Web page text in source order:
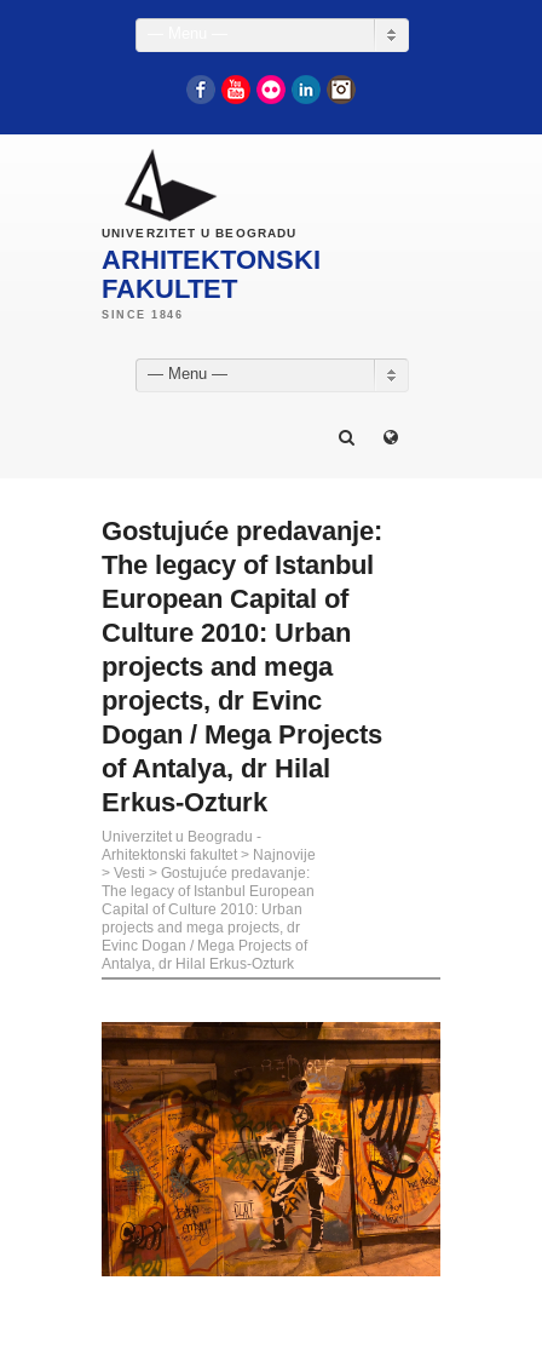
FacebookYouTube
Flickr LinkedIn
UNIVERZITET U BEOGRADU
ARHITEKTONSKI
FAKULTET
— Menu —
Gostujuće predavanje:
The legacy of Istanbul
European Capital of
Culture 2010: Urban
projects and mega
projects, dr Evinc
Dogan / Mega Projects
of Antalya, dr Hilal
Erkus-Ozturk
Univerzitet u Beogradu -
Arhitektonski fakultet > Najnovije
> Vesti > Gostujuće predavanje:
The legacy of Istanbul European
Capital of Culture 2010: Urban
projects and mega projects, dr
Evinc Dogan / Mega Projects of
Antalya, dr Hilal Erkus-Ozturk